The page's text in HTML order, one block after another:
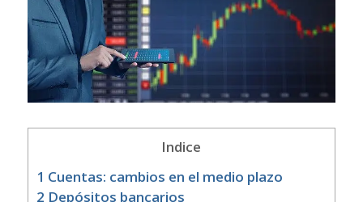
Indice
1 Cuentas: cambios en el medio plazo
2 Depósitos bancarios